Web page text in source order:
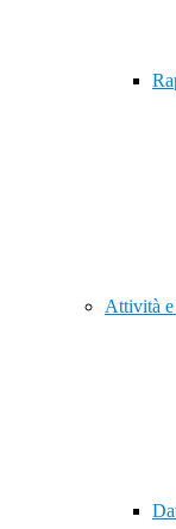
Attività